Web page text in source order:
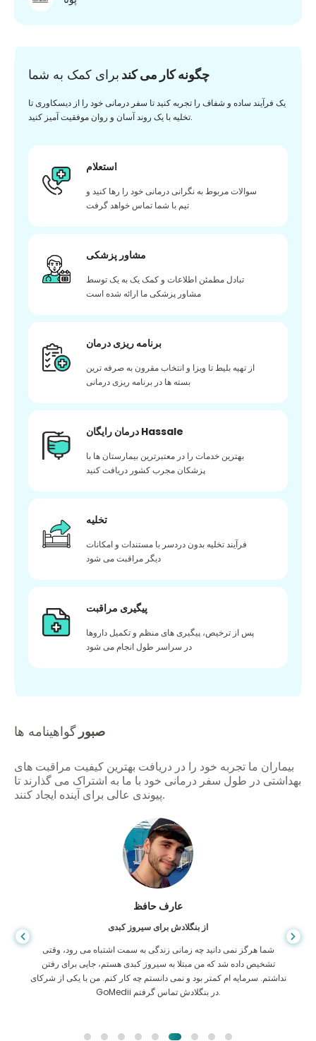
چگونه کار می کند برای کمک به شما
یک فرآیند ساده و شفاف را تجربه کنید تا سفر درمانی خود را از دیسکاوری تا
تخلیه با یک روند آسان و روان موفقیت آمیز کنید.
استعلام
سوالات مربوط به نگرانی درمانی خود را رها کنید و
تیم با شما تماس خواهد گرفت
مشاور پزشکی
تبادل مطمئن اطلاعات و کمک یک به یک توسط
مشاور پزشکی ما ارائه شده است
برنامه ریزی درمان
از تهیه بلیط تا ویزا و انتخاب مقرون به صرفه ترین
بسته ها در برنامه ریزی درمانی
درمان رایگان Hassale
بهترین خدمات را در معتبرترین بیمارستان ها با
پزشکان مجرب کشور دریافت کنید
تخلیه
فرآیند تخلیه بدون دردسر با مستندات و امکانات
دیگر مراقبت می شود
پیگیری مراقبت
پس از ترخیص، پیگیری های منظم و تکمیل داروها
در سراسر طول انجام می شود
صبور گواهینامه ها
بیماران ما تجربه خود را در دریافت بهترین کیفیت مراقبت های
بهداشتی در طول سفر درمانی خود با ما به اشتراک می گذارند تا
پیوندی عالی برای آینده ایجاد کنند.
عارف حافظ
از بنگلادش برای سیروز کبدی
شما هرگز نمی دانید چه زمانی زندگی به سمت اشتباه می رود، وقتی
تشخیص داده شد که من مبتلا به سیروز کبدی هستم، جایی برای رفتن
نداشتم. سرمایه ام کمتر بود و نمی دانستم چه کار کنم. من با یکی از شرکای
GoMedii در بنگلادش تماس گرفتم.